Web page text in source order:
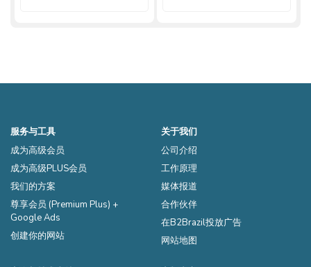
服务与工具
成为高级会员
成为高级PLUS会员
我们的方案
尊享会员 (Premium Plus) +
Google Ads
创建你的网站
关于我们
公司介绍
工作原理
媒体报道
合作伙伴
在B2Brazil投放广告
网站地图